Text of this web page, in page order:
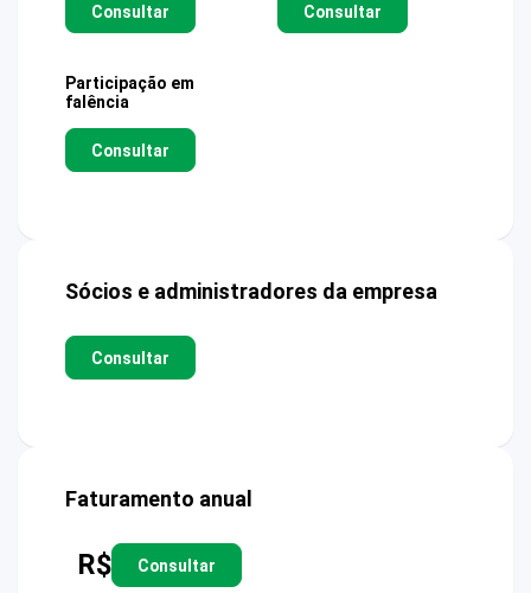
Consultar Consultar
Participação em
falência
Consultar
Sócios e administradores da empresa
Consultar
Faturamento anual
R$ Consultar